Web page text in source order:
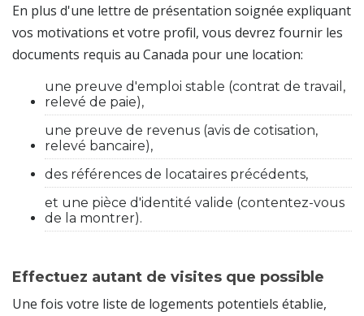
En plus d'une lettre de présentation soignée expliquant
vos motivations et votre profil, vous devrez fournir les
documents requis au Canada pour une location:
une preuve d'emploi stable (contrat de travail,
relevé de paie),
une preuve de revenus (avis de cotisation,
relevé bancaire),
des références de locataires précédents,
et une pièce d'identité valide (contentez-vous
de la montrer).
Effectuez autant de visites que possible
Une fois votre liste de logements potentiels établie,